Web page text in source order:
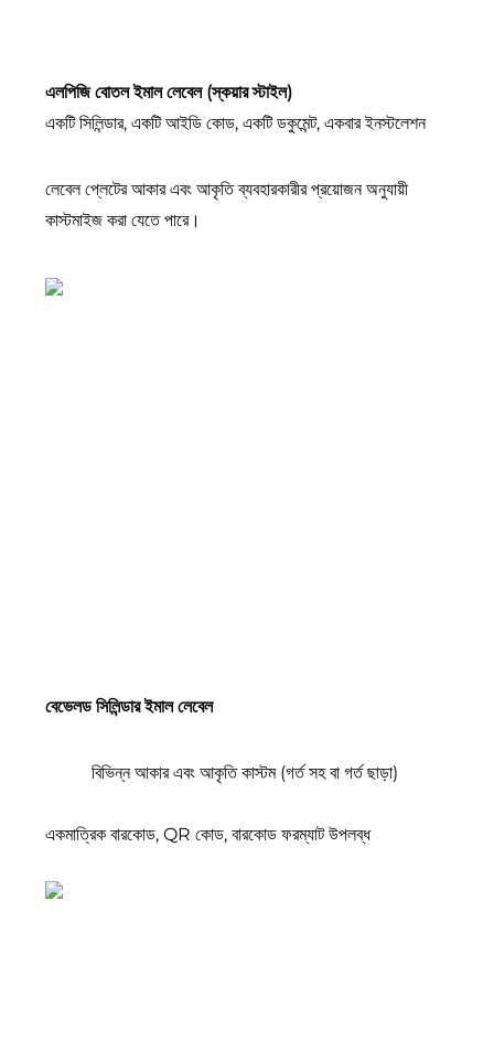
এলপিজি বোতল ইমাল লেবেল (স্কয়ার স্টাইল)
একটি সিলিন্ডার, একটি আইডি কোড, একটি ডকুমেন্ট, একবার ইনস্টলেশন
লেবেল প্লেটের আকার এবং আকৃতি ব্যবহারকারীর প্রয়োজন অনুযায়ী
কাস্টমাইজ করা যেতে পারে।
বেভেলড সিলিন্ডার ইমাল লেবেল
বিভিন্ন আকার এবং আকৃতি কাস্টম (গর্ত সহ বা গর্ত ছাড়া)
একমাত্রিক বারকোড, QR কোড, বারকোড ফরম্যাট উপলব্ধ